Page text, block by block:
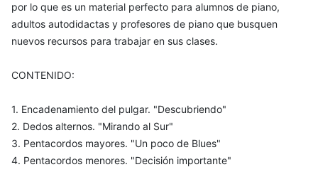
por lo que es un material perfecto para alumnos de piano,
adultos autodidactas y profesores de piano que busquen
nuevos recursos para trabajar en sus clases.
CONTENIDO:
1. Encadenamiento del pulgar. "Descubriendo"
2. Dedos alternos. "Mirando al Sur"
3. Pentacordos mayores. "Un poco de Blues"
4. Pentacordos menores. "Decisión importante"